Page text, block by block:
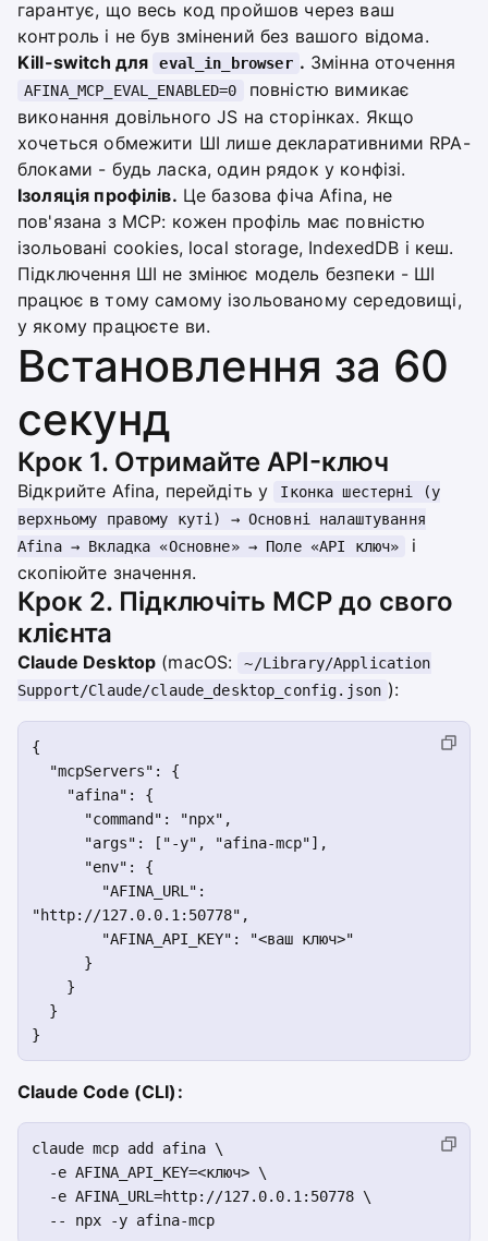
гарантує, що весь код пройшов через ваш
контроль і не був змінений без вашого відома.
Kill-switch для
eval_in_browser . Змінна оточення
AFINA_MCP_EVAL_ENABLED=0
повністю вимикає
виконання довільного JS на сторінках. Якщо
хочеться обмежити ШІ лише декларативними RPA-
блоками - будь ласка, один рядок у конфізі.
Ізоляція профілів. Це базова фіча Afina, не
пов'язана з MCP: кожен профіль має повністю
ізольовані cookies, local storage, IndexedDB і кеш.
Підключення ШІ не змінює модель безпеки - ШІ
працює в тому самому ізольованому середовищі,
у якому працюєте ви.
Встановлення за 60
секунд
Крок 1. Отримайте API-ключ
Відкрийте Afina, перейдіть у
Іконка шестерні (у
верхньому правому куті) → Основні налаштування
Afina → Вкладка «Основне» → Поле «API ключ»
і
скопіюйте значення.
Крок 2. Підключіть MCP до свого
клієнта
Claude Desktop (macOS:
~/Library/Application
Support/Claude/claude_desktop_config.json ):
{
"http://127.0.0.1:50778",
Claude Code (CLI):
claude mcp add afina \